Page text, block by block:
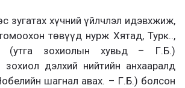
зугатах хүчний үйлчлэл идэвхжиж,
төвүүд нурж Хятад, Турк..,
(утга зохиолын хувьд – Г.Б.)
зохиол дэлхий нийтийн анхааралд
шагнал авах. – Г.Б.) болсон